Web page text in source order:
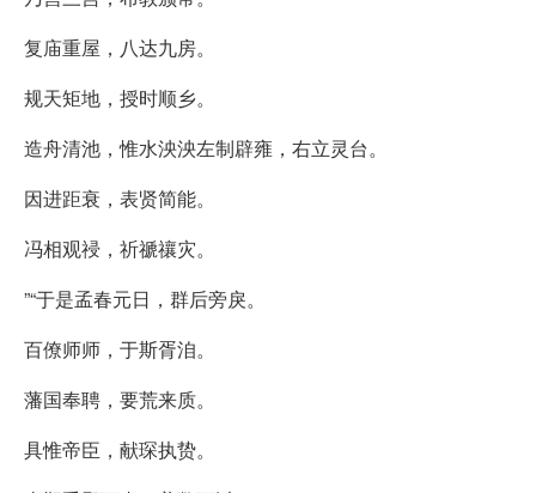
复庙重屋，八达九房。
规天矩地，授时顺乡。
造舟清池，惟水泱泱左制辟雍，右立灵台。
因进距衰，表贤简能。
冯相观祲，祈禠禳灾。
”“于是孟春元日，群后旁戾。
百僚师师，于斯胥洎。
藩国奉聘，要荒来质。
具惟帝臣，献琛执贽。